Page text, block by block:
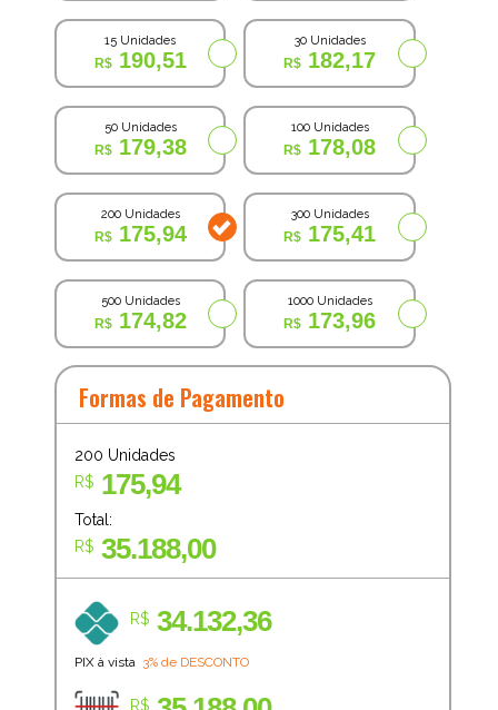
15 Unidades
190,51
30 Unidades
182,17
50 Unidades
179,38
100 Unidades
178,08
200 Unidades
175,94
300 Unidades
175,41
500 Unidades
174,82
1000 Unidades
173,96
Formas de Pagamento
200 Unidades
R$ 175,94
Total:
R$ 35.188,00
R$ 34.132,36
PIX à vista 3% de DESCONTO
R$